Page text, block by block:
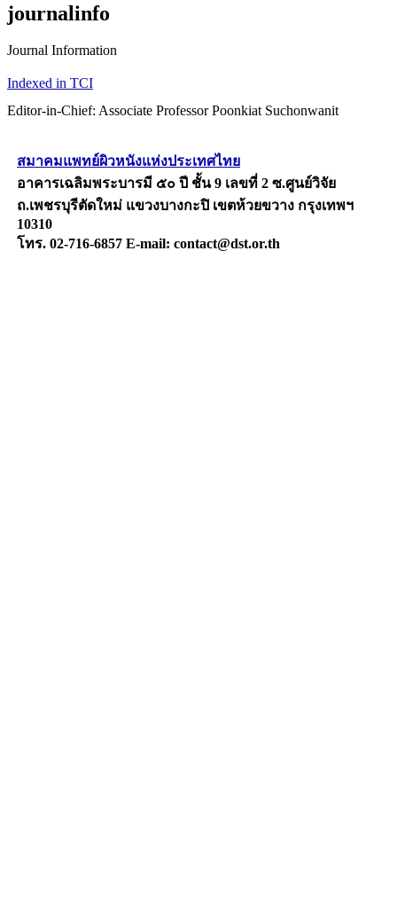
journalinfo
Journal Information
Indexed in TCI
Editor-in-Chief: Associate Professor Poonkiat Suchonwanit
สมาคมแพทย์ผิวหนังแห่งประเทศไทย
อาคารเฉลิมพระบารมี ๕๐ ปี ชั้น 9 เลขที่ 2 ซ.ศูนย์วิจัย
ถ.เพชรบุรีตัดใหม่ แขวงบางกะปิ เขตห้วยขวาง กรุงเทพฯ
10310
โทร. 02-716-6857 E-mail: contact@dst.or.th